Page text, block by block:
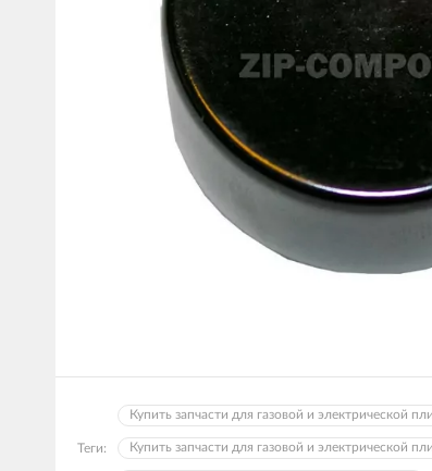
Теги:
Купить запчасти для газовой и электрической
Купить запчасти для газовой и электрической